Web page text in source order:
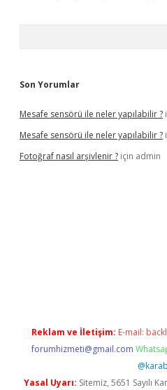
Son Yorumlar
Mesafe sensörü ile neler yapılabilir ?
Mesafe sensörü ile neler yapılabilir ?
Fotoğraf nasıl arşivlenir ? için admin
Reklam ve İletişim: E-mail:
forumhizmeti@gmail.com
Yasal Uyarı: Sitemiz, 5651 Sayılı